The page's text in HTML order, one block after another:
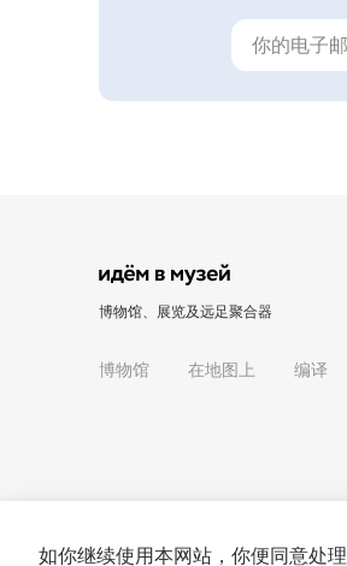
博物馆、展览及远足聚合器
博物馆 在地图上 编译
如你继续使用本网站，你便同意处理